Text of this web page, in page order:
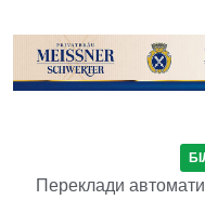
Переклади